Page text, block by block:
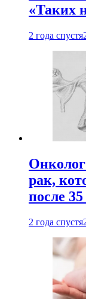
«Таких
2 года спустя
рак,
после 35
2 года спустя